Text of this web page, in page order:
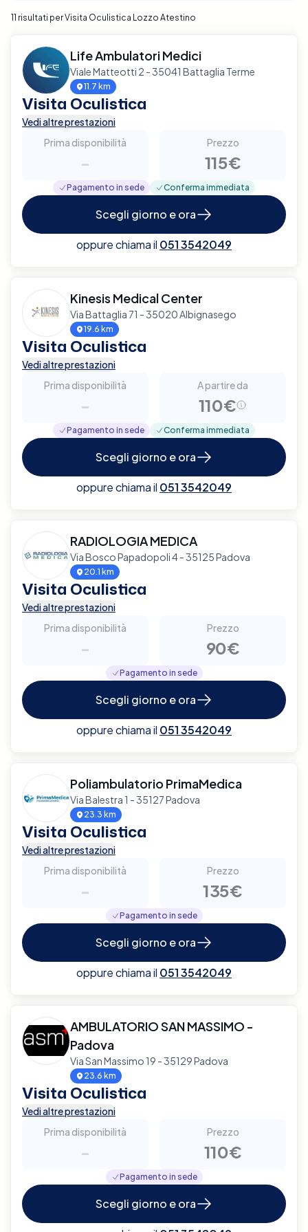
11 risultati per Visita Oculistica Lozzo Atestino
Life Ambulatori Medici
Viale Matteotti 2 - 35041 Battaglia Terme
11.7 km
Visita Oculistica
Vedi altre prestazioni
Prima disponibilità
-
Prezzo
115€
Pagamento in sede Conferma immediata
Scegli giorno e ora
oppure chiama il 051 3542049
Kinesis Medical Center
Via Battaglia 71 - 35020 Albignasego
19.6 km
Visita Oculistica
Vedi altre prestazioni
Prima disponibilità
-
A partire da
110€
Pagamento in sede Conferma immediata
Scegli giorno e ora
oppure chiama il 051 3542049
RADIOLOGIA MEDICA
Via Bosco Papadopoli 4 - 35125 Padova
20.1 km
Visita Oculistica
Vedi altre prestazioni
Prima disponibilità
-
Prezzo
90€
Pagamento in sede
Scegli giorno e ora
oppure chiama il 051 3542049
Poliambulatorio PrimaMedica
Via Balestra 1 - 35127 Padova
23.3 km
Visita Oculistica
Vedi altre prestazioni
Prima disponibilità
-
Prezzo
135€
Pagamento in sede
Scegli giorno e ora
oppure chiama il 051 3542049
AMBULATORIO SAN MASSIMO -
Padova
Via San Massimo 19 - 35129 Padova
23.6 km
Visita Oculistica
Vedi altre prestazioni
Prima disponibilità
-
Prezzo
110€
Pagamento in sede
Scegli giorno e ora